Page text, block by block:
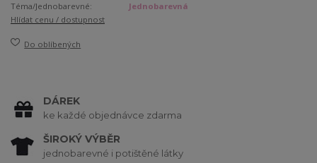
Téma/Jednobarevné:
Jednobarevná
Hlídat cenu / dostupnost
Do oblíbených
DÁREK
ke každé objednávce zdarma
ŠIROKÝ VÝBĚR
jednobarevné i potištěné látky